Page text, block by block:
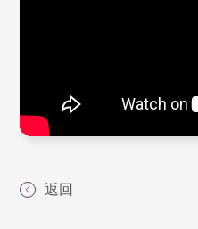
返回